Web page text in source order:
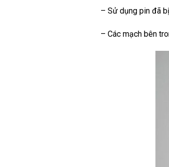
– Sử dụng pin đã
– Các mạch bên